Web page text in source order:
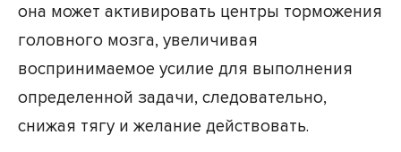
она может активировать центры торможения
головного мозга, увеличивая
воспринимаемое усилие для выполнения
определенной задачи, следовательно,
снижая тягу и желание действовать.